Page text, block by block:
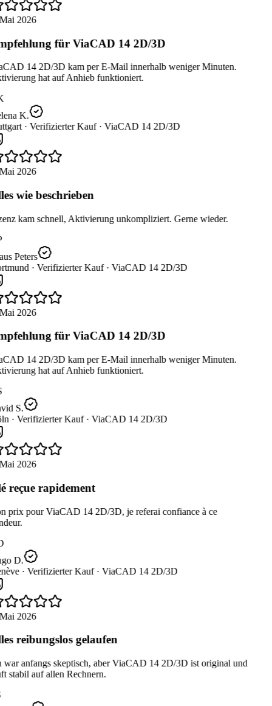
2026
für ViaCAD 14 2D/3D
14 2D/3D kam per E-Mail innerhalb weniger Minuten.
hat auf Anhieb funktioniert.
K.
· Verifizierter Kauf · ViaCAD 14 2D/3D
2026
wie beschrieben
kam schnell, Aktivierung unkompliziert. Gerne wieder.
Peters
· Verifizierter Kauf · ViaCAD 14 2D/3D
2026
für ViaCAD 14 2D/3D
14 2D/3D kam per E-Mail innerhalb weniger Minuten.
hat auf Anhieb funktioniert.
S.
· Verifizierter Kauf · ViaCAD 14 2D/3D
2026
reçue rapidement
prix pour ViaCAD 14 2D/3D, je referai confiance à ce
D.
· Verifizierter Kauf · ViaCAD 14 2D/3D
2026
reibungslos gelaufen
anfangs skeptisch, aber ViaCAD 14 2D/3D ist original und
stabil auf allen Rechnern.